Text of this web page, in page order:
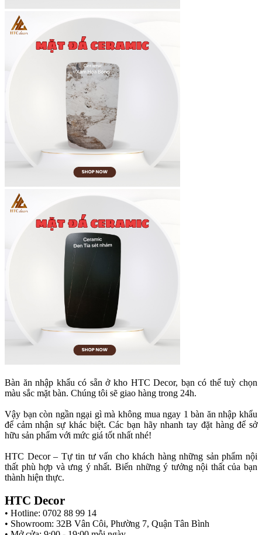
Bàn ăn nhập khẩu có sẵn ở kho HTC Decor, bạn có thể tuỳ chọn
màu sắc mặt bàn. Chúng tôi sẽ giao hàng trong 24h.
Vậy bạn còn ngần ngại gì mà không mua ngay 1 bàn ăn nhập khẩu
để cảm nhận sự khác biệt. Các bạn hãy nhanh tay đặt hàng để sở
hữu sản phẩm với mức giá tốt nhất nhé!
HTC Decor – Tự tin tư vấn cho khách hàng những sản phẩm nội
thất phù hợp và ưng ý nhất. Biến những ý tưởng nội thất của bạn
thành hiện thực.
HTC Decor
• Hotline: 0702 88 99 14
• Showroom: 32B Vân Côi, Phường 7, Quận Tân Bình